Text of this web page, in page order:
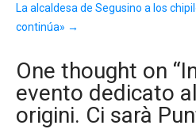
La alcaldesa de Segusino a los
continúa» →
One thought on “
evento dedicato
origini. Ci sarà